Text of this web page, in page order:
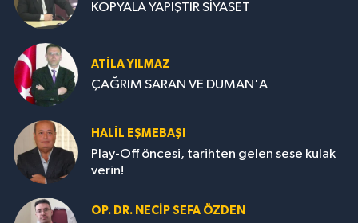
KOPYALA YAPIŞTIR SİYASET
ATILA YILMAZ
ÇAĞRIM SARAN VE DUMAN'A
HALIL EŞMEBAŞI
Play-Off öncesi, tarihten gelen sese kulak
verin!
OP. DR. NECIP SEFA ÖZDEN